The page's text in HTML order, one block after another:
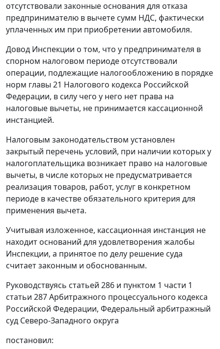
отсутствовали законные основания для отказа
предпринимателю в вычете сумм НДС, фактически
уплаченных им при приобретении автомобиля.
Довод Инспекции о том, что у предпринимателя в
спорном налоговом периоде отсутствовали
операции, подлежащие налогообложению в порядке
норм главы 21 Налогового кодекса Российской
Федерации, в силу чего у него нет права на
налоговые вычеты, не принимается кассационной
инстанцией.
Налоговым законодательством установлен
закрытый перечень условий, при наличии которых у
налогоплательщика возникает право на налоговые
вычеты, в числе которых не предусматривается
реализация товаров, работ, услуг в конкретном
периоде в качестве обязательного критерия для
применения вычета.
Учитывая изложенное, кассационная инстанция не
находит оснований для удовлетворения жалобы
Инспекции, а принятое по делу решение суда
считает законным и обоснованным.
Руководствуясь статьей 286 и пунктом 1 части 1
статьи 287Арбитражного процессуального кодекса
Российской Федерации, Федеральный арбитражный
суд Северо-Западного округа
постановил: